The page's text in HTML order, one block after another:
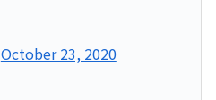
October 23, 2020